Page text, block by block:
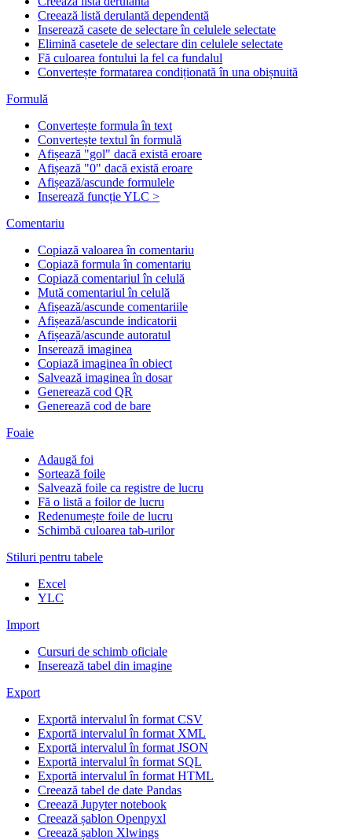
Creează listă derulantă dependentă
Inserează casete de selectare în celulele selectate
Elimină casetele de selectare din celulele selectate
Fă culoarea fontului la fel ca fundalul
Convertește formatarea condiționată în una obișnuită
Formulă
Convertește formula în text
Convertește textul în formulă
Afișează "gol" dacă există eroare
Afișează "0" dacă există eroare
Afișează/ascunde formulele
Inserează funcție YLC >
Comentariu
Copiază valoarea în comentariu
Copiază formula în comentariu
Copiază comentariul în celulă
Mută comentariul în celulă
Afișează/ascunde comentariile
Afișează/ascunde indicatorii
Afișează/ascunde autoratul
Inserează imaginea
Copiază imaginea în obiect
Salvează imaginea în dosar
Generează cod QR
Generează cod de bare
Foaie
Adaugă foi
Sortează foile
Salvează foile ca registre de lucru
Fă o listă a foilor de lucru
Redenumește foile de lucru
Schimbă culoarea tab-urilor
Stiluri pentru tabele
Excel
YLC
Import
Cursuri de schimb oficiale
Inserează tabel din imagine
Export
Exportă intervalul în format CSV
Exportă intervalul în format XML
Exportă intervalul în format JSON
Exportă intervalul în format SQL
Exportă intervalul în format HTML
Creează tabel de date Pandas
Creează Jupyter notebook
Creează șablon Openpyxl
Creează șablon Xlwings